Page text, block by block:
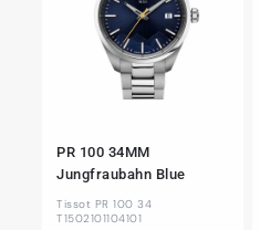
PR 100 34MM
Jungfraubahn Blue
Tissot PR 100 34
T1502101104101